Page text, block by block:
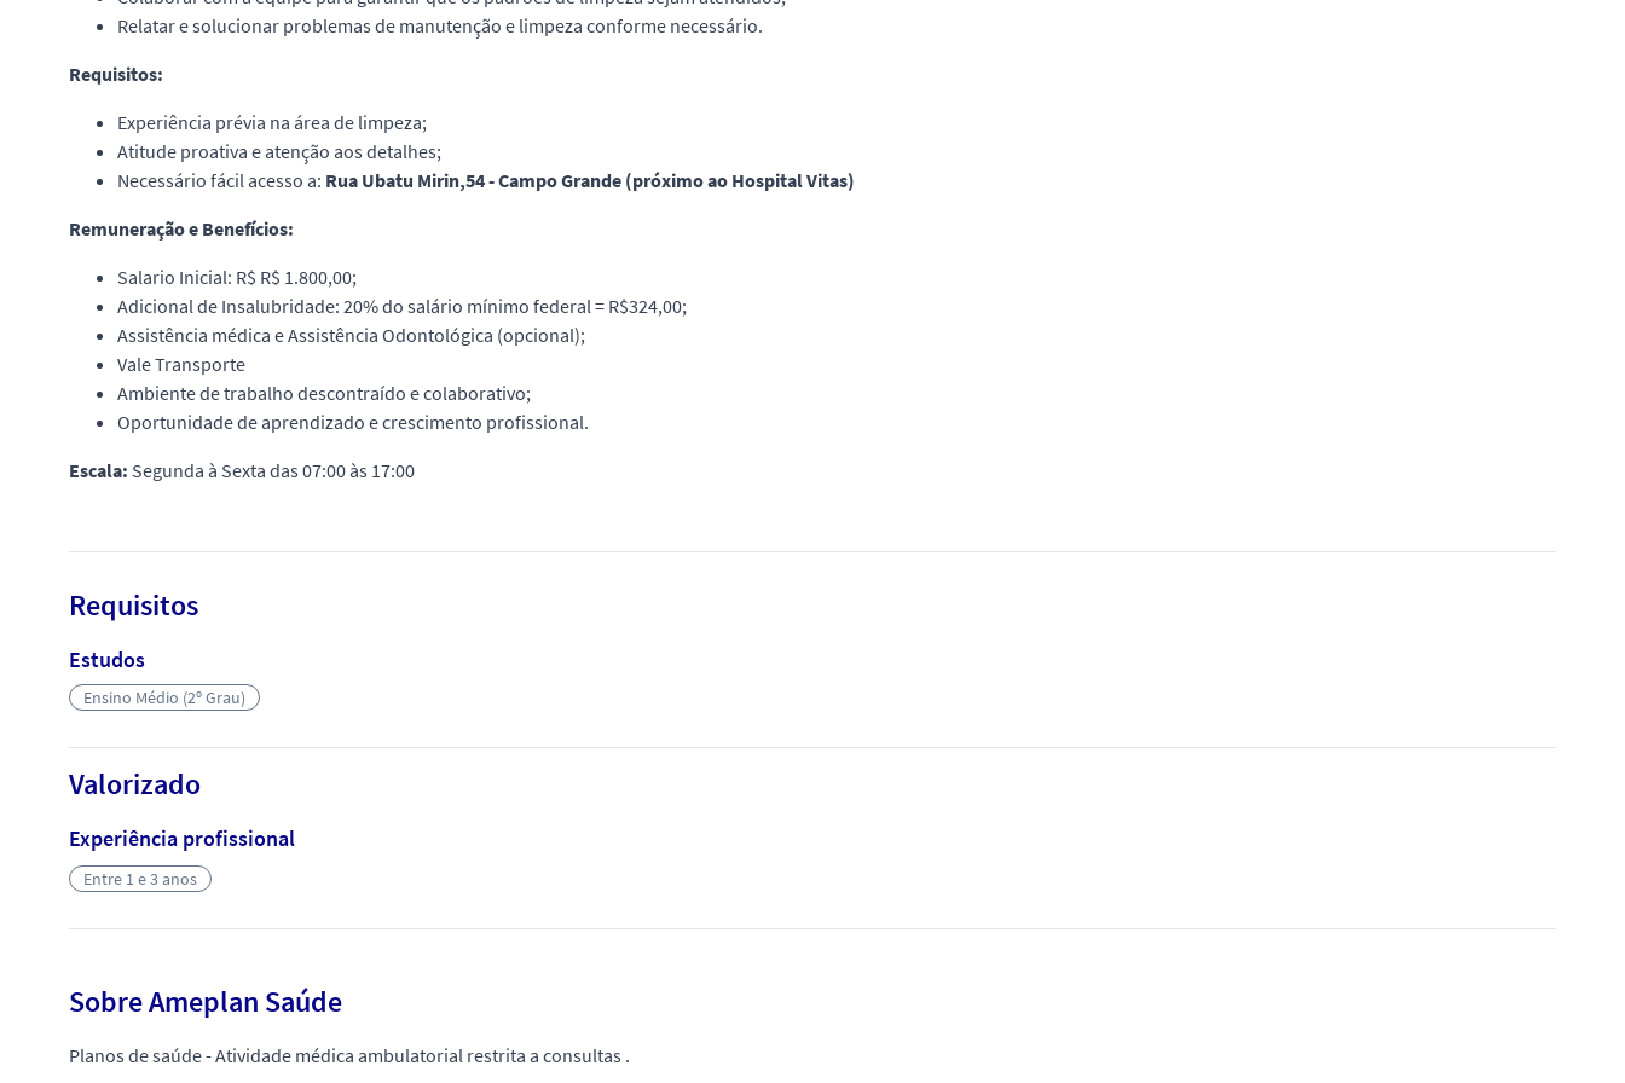
Relatar e solucionar problemas de manutenção e limpeza conforme necessário.
Requisitos:
Experiência prévia na área de limpeza;
Atitude proativa e atenção aos detalhes;
Necessário fácil acesso a: Rua Ubatu Mirin,54 - Campo Grande (próximo ao Hospital Vitas)
Remuneração e Benefícios:
Salario Inicial: R$ R$ 1.800,00;
Adicional de Insalubridade: 20% do salário mínimo federal = R$324,00;
Assistência médica e Assistência Odontológica (opcional);
Vale Transporte
Ambiente de trabalho descontraído e colaborativo;
Oportunidade de aprendizado e crescimento profissional.
Escala: Segunda à Sexta das 07:00 às 17:00
Requisitos
Estudos
Ensino Médio (2º Grau)
Valorizado
Experiência profissional
Entre 1 e 3 anos
Sobre Ameplan Saúde
Planos de saúde - Atividade médica ambulatorial restrita a consultas .